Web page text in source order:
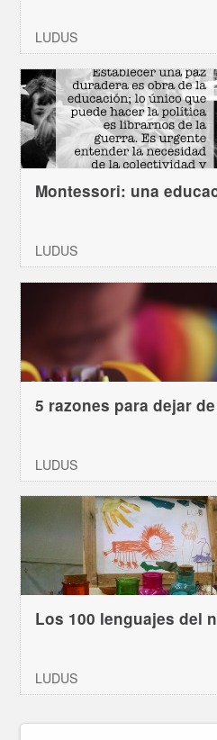
LUDUS
Montessori: una
LUDUS
5 razones para dejar
LUDUS
Los 100 lenguajes del
LUDUS